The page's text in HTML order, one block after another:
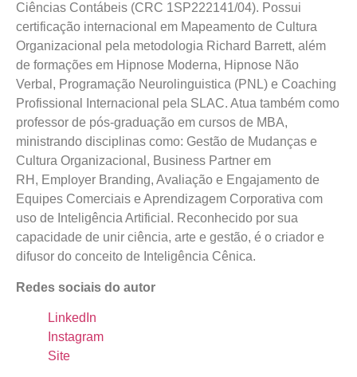
Ciências Contábeis (CRC 1SP222141/04). Possui
certificação internacional em Mapeamento de Cultura
Organizacional pela metodologia Richard Barrett, além
de formações em Hipnose Moderna, Hipnose Não
Verbal, Programação Neurolinguistica (PNL) e Coaching
Profissional Internacional pela SLAC. Atua também como
professor de pós-graduação em cursos de MBA,
ministrando disciplinas como: Gestão de Mudanças e
Cultura Organizacional, Business Partner em
RH, Employer Branding, Avaliação e Engajamento de
Equipes Comerciais e Aprendizagem Corporativa com
uso de Inteligência Artificial. Reconhecido por sua
capacidade de unir ciência, arte e gestão, é o criador e
difusor do conceito de Inteligência Cênica.
Redes sociais do autor
LinkedIn
Instagram
Site